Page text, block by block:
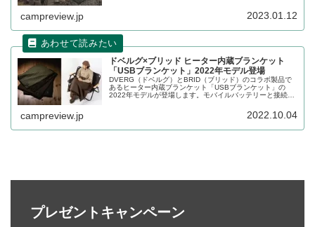
campreview.jp 2023.01.12
ドベルグ×ブリッド ヒーター内蔵ブランケット
「USBブランケット」2022年モデル登場
DVERG（ドベルグ）とBRID（ブリッド）のコラボ製品で
あるヒーター内蔵ブランケット「USBブランケット」の
2022年モデルが登場します。モバイルバッテリーと接続し
campreview.jp 2022.10.04
プレゼントキャンペーン